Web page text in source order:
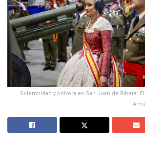
Solemnidad y pólvora en San Juan de Ribera: